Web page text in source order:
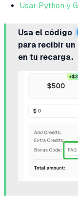
Usar Python y
Usa el código
para recibir
en tu recarga.